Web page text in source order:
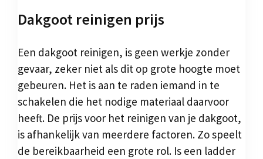
Dakgoot reinigen prijs
Een dakgoot reinigen, is geen werkje zonder
gevaar, zeker niet als dit op grote hoogte moet
gebeuren. Het is aan te raden iemand in te
schakelen die het nodige materiaal daarvoor
heeft. De prijs voor het reinigen van je dakgoot,
is afhankelijk van meerdere factoren. Zo speelt
de bereikbaarheid een grote rol. Is een ladder